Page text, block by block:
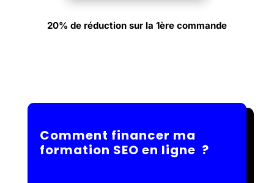
20% de réduction sur la 1ère commande
Comment financer ma
formation SEO en ligne ?